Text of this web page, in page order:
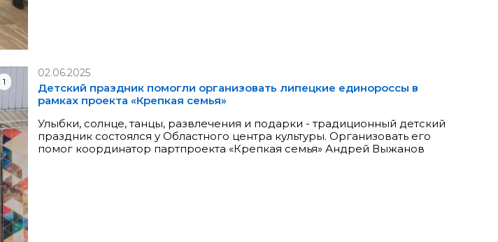
1
02.06.2025
Детский праздник помогли организовать липецкие единороссы в
рамках проекта «Крепкая семья»
Улыбки, солнце, танцы, развлечения и подарки - традиционный детский
праздник состоялся у Областного центра культуры. Организовать его
помог координатор партпроекта «Крепкая семья» Андрей Выжанов